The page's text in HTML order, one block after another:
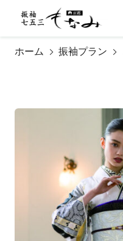
ホーム 振袖プラン